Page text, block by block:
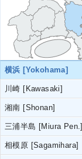
横浜 [Yokohama]
川崎 [Kawasaki]
湘南 [Shonan]
三浦半島 [Miura Pen.]
相模原 [Sagamihara]